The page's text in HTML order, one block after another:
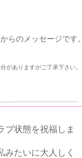
らのメッセージです。
ありますがご了承下さい。
ブ状態を祝福しま
たいに大人しく